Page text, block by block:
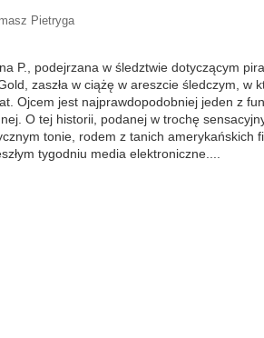
Pietryga
P., podejrzana w śledztwie dotyczącym
zaszła w ciążę w areszcie śledczym, w
Ojcem jest najprawdopodobniej jeden z
O tej historii, podanej w trochę
tonie, rodem z tanich amerykańskich
tygodniu media elektroniczne....